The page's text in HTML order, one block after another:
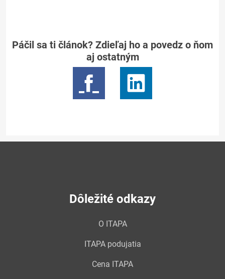
Páčil sa ti článok? Zdieľaj ho a povedz o ňom
aj ostatným
Dôležité odkazy
O ITAPA
ITAPA podujatia
Cena ITAPA